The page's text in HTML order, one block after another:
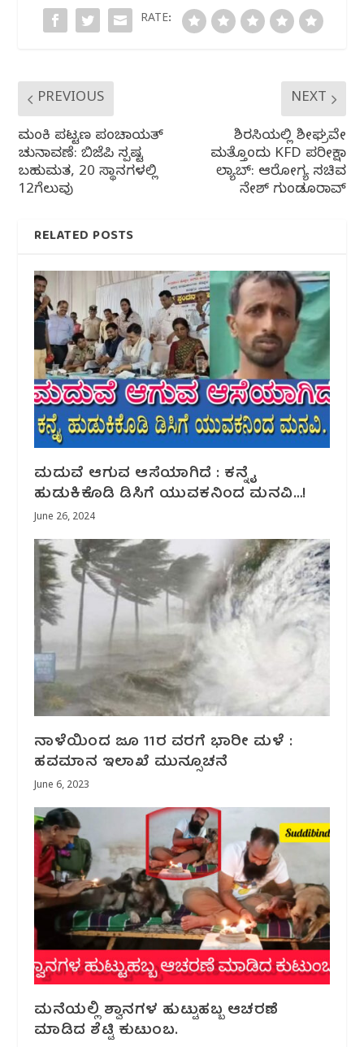
p
RATE:
PREVIOUS
ಮಂಕಿ ಪಟ್ಟಣ ಪಂಚಾಯತ್
ಚುನಾವಣೆ: ಬಿಜೆಪಿ ಸ್ಪಷ್ಟ
ಬಹುಮತ, 20 ಸ್ಥಾನಗಳಲ್ಲಿ
12ಗೆಲುವು
NEXT
ಶಿರಸಿಯಲ್ಲಿ ಶೀಘ್ರವೇ
ಮತ್ತೊಂದು KFD ಪರೀಕ್ಷಾ
ಲ್ಯಾಬ್: ಆರೋಗ್ಯ ಸಚಿವ
ದಿನೇಶ್ ಗುಂಡೂರಾವ್
RELATED POSTS
ಮದುವೆ ಆಗುವ ಆಸೆಯಾಗಿದೆ : ಕನ್ನೈ
ಹುಡುಕಿಕೊಡಿ ಡಿಸಿಗೆ ಯುವಕನಿಂದ ಮನವಿ…!
June 26, 2024
ನಾಳೆಯಿಂದ ಜೂ 11ರ ವರಗೆ ಭಾರೀ‌ ಮಳೆ :
ಹವಮಾನ‌ ಇಲಾಖೆ ಮುನ್ಸೂಚನೆ
June 6, 2023
ಮನೆಯಲ್ಲಿ ಶ್ವಾನಗಳ ಹುಟ್ಟುಹಬ್ಬ ಆಚರಣೆ
ಮಾಡಿದ ಶೆಟ್ಟಿ ಕುಟುಂಬ.